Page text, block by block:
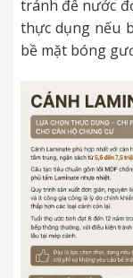
tránh để nước
thực dụng nếu
bề mặt bóng